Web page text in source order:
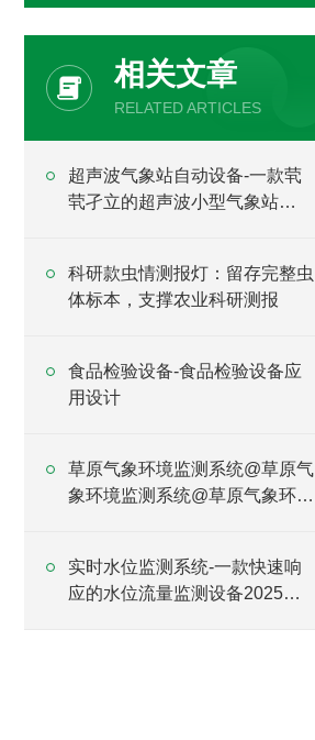
相关文章
RELATED ARTICLES
超声波气象站自动设备-一款茕
茕孑立的超声波小型气象站
科研款虫情测报灯：留存完整虫
体标本，支撑农业科研测报
食品检验设备-食品检验设备应
用设计
草原气象环境监测系统@草原气
象环境监测系统@草原气象环境
实时水位监测系统-一款快速响
应的水位流量监测设备2025全